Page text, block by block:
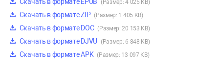
Скачать в формате EPUB (Размер: 4 025 KB)
Скачать в формате ZIP (Размер: 1 405 KB)
Скачать в формате DOC (Размер: 20 153 KB)
Скачать в формате DJVU (Размер: 6 848 KB)
Скачать в формате APK (Размер: 13 097 KB)